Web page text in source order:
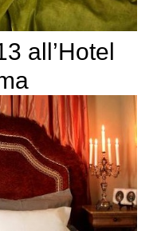
all’Hotel